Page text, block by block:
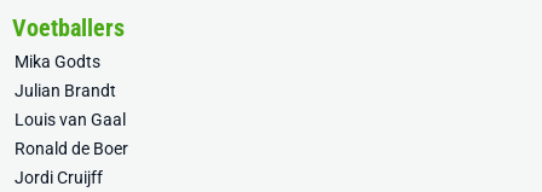
Voetballers
Mika Godts
Julian Brandt
Louis van Gaal
Ronald de Boer
Jordi Cruijff